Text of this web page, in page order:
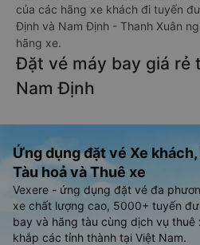
của các hãng xe khách đi tuyến
Định và Nam Định - Thanh Xuân
hãng xe.
Đặt vé máy bay giá rẻ
Nam Định
Ứng dụng đặt vé Xe khách,
Tàu hoả và Thuê xe
Vexere - ứng dụng đặt vé đa
xe chất lượng cao, 5000+ tuyến
bay và hãng tàu cùng dịch vụ thuê
khắp các tỉnh thành tại Việt Nam.